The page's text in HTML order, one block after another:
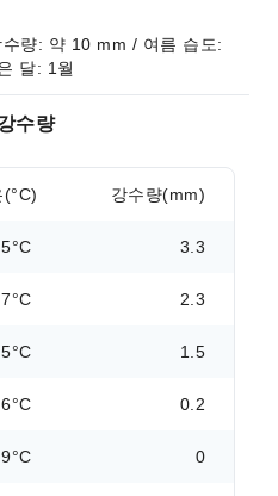
량: 약 10 mm / 여름 습도:
달: 1월
수량
(°C) 강수량(mm)
3.3
2.3
1.5
0.2
0